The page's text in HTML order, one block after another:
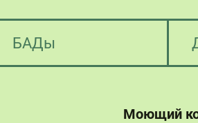
БАДы
Моющий